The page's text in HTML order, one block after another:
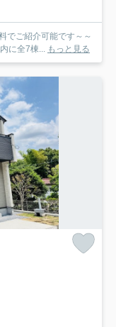
でご紹介可能です～～
に全7棟... もっと見る